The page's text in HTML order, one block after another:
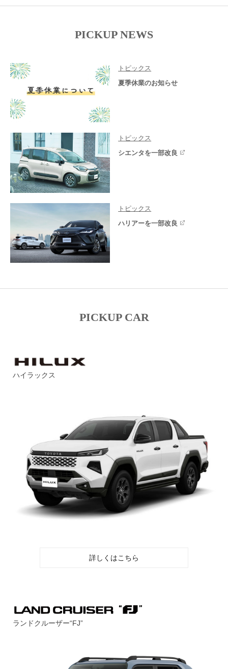
PICKUP NEWS
トピックス
夏季休業のお知らせ
トピックス
シエンタを一部改良
トピックス
ハリアーを一部改良
PICKUP CAR
ハイラックス
詳しくはこちら
ランドクルーザー“FJ”